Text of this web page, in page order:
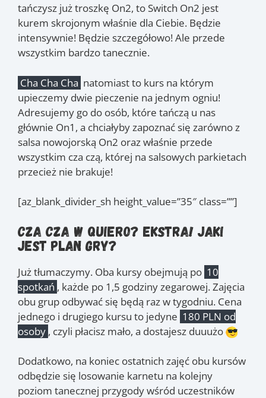
tańczysz już troszkę On2, to Switch On2 jest
kurem skrojonym właśnie dla Ciebie. Będzie
intensywnie! Będzie szczegółowo! Ale przede
wszystkim bardzo tanecznie.
Cha Cha Cha natomiast to kurs na którym
upieczemy dwie pieczenie na jednym ogniu!
Adresujemy go do osób, które tańczą u nas
głównie On1, a chciałyby zapoznać się zarówno z
salsa nowojorską On2 oraz właśnie przede
wszystkim cza czą, której na salsowych parkietach
przecież nie brakuje!
[az_blank_divider_sh height_value=”35″ class=””]
Cza cza w Quiero? Ekstra! Jaki
jest plan gry?
Już tłumaczymy. Oba kursy obejmują po 10
spotkań , każde po 1,5 godziny zegarowej. Zajęcia
obu grup odbywać się będą raz w tygodniu. Cena
jednego i drugiego kursu to jedyne 180 PLN od
osoby , czyli płacisz mało, a dostajesz duuużo
Dodatkowo, na koniec ostatnich zajęć obu kursów
odbędzie się losowanie karnetu na kolejny
poziom tanecznej przygody wśród uczestników